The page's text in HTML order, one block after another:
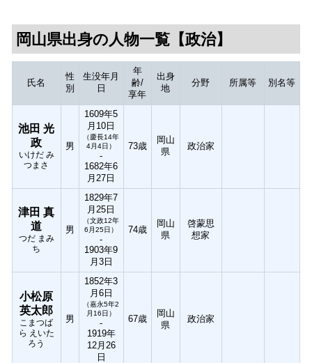
岡山県出身の人物一覧【政治】
氏名
性
別
生没年月
日
年
齢/
享年
出身
地
分野 所属等 別名等
池田 光
政
いけだ み
つまさ
男
1609年5
月10日
（慶長14年
4月4日）
-
1682年6
月27日
73歳
岡山
県
政治家
津田 真
道
つだ まみ
ち
男
1829年7
月25日
（文政12年
6月25日）
-
1903年9
月3日
74歳
岡山
県
啓蒙思
想家
小松原
英太郎
こまつば
ら えいた
ろう
男
1852年3
月6日
（嘉永5年2
月16日）
-
1919年
12月26
日
67歳
岡山
県
政治家